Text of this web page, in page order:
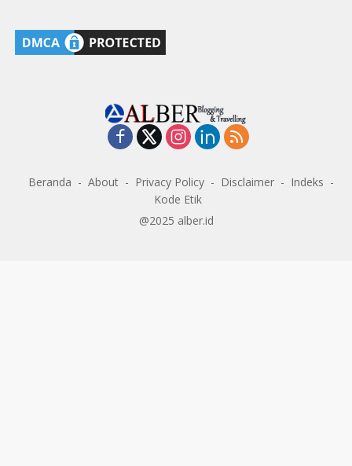
Beranda About Privacy Policy Disclaimer
Indeks
Kode Etik
@2025 alber.id